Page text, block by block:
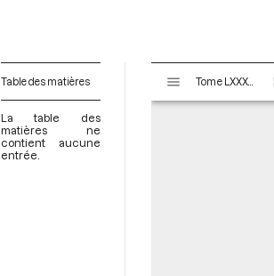
Table des matières
La table des
matières ne
contient aucune
entrée.
s